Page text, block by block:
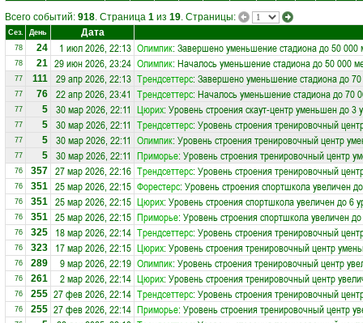
Всего событий: 918. Страница 1 из 19. Страницы:
Сез. День Дата
78 24 1 июл 2026, 22:13 Олимпик: Завершено уменьшение стадиона до 50 000
78 21 29 июн 2026, 23:24 Олимпик: Началось уменьшение стадиона до 50 000
77 111 29 апр 2026, 22:13 Трендсеттерс: Завершено уменьшение стадиона до
77 76 22 апр 2026, 23:41 Трендсеттерс: Началось уменьшение стадиона до 70
77 5 30 мар 2026, 22:11 Цюрих: Уровень строения скаут-центр уменьшен до 3
77 5 30 мар 2026, 22:11 Трендсеттерс: Уровень строения тренировочный
77 5 30 мар 2026, 22:11 Олимпик: Уровень строения тренировочный центр
77 5 30 мар 2026, 22:11 Приморье: Уровень строения тренировочный центр
76 357 27 мар 2026, 22:16 Трендсеттерс: Уровень строения тренировочный
76 351 25 мар 2026, 22:15 Форестерс: Уровень строения спортшкола увеличен
76 351 25 мар 2026, 22:15 Цюрих: Уровень строения спортшкола увеличен до 6
76 351 25 мар 2026, 22:15 Приморье: Уровень строения спортшкола увеличен
76 325 18 мар 2026, 22:14 Трендсеттерс: Уровень строения тренировочный
76 323 17 мар 2026, 22:15 Цюрих: Уровень строения тренировочный центр
76 289 9 мар 2026, 22:19 Олимпик: Уровень строения тренировочный центр
76 261 2 мар 2026, 22:14 Цюрих: Уровень строения тренировочный центр
76 255 27 фев 2026, 22:14 Трендсеттерс: Уровень строения тренировочный
76 255 27 фев 2026, 22:14 Приморье: Уровень строения тренировочный центр